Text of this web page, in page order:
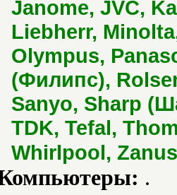
Janome, JVC,
Liebherr,
Olympus,
(Филипс),
Sanyo, Sharp
TDK, Tefal,
Whirlpool,
.